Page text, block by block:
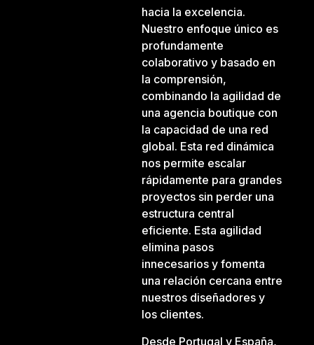
hacia la excelencia.
Nuestro enfoque único es
profundamente
colaborativo y basado en
la comprensión,
combinando la agilidad de
una agencia boutique con
la capacidad de una red
global. Esta red dinámica
nos permite escalar
rápidamente para grandes
proyectos sin perder una
estructura central
eficiente. Esta agilidad
elimina pasos
innecesarios y fomenta
una relación cercana entre
nuestros diseñadores y
los clientes.
Desde Portugal y España,